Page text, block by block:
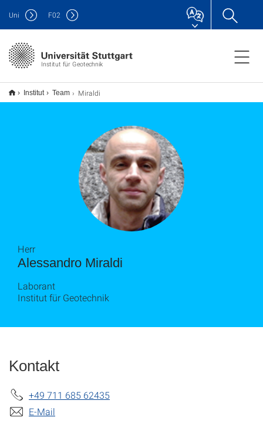
Institut für Geotechnik
Uni F02
Institut Team Miraldi
Alessandro Miraldi
Herr
Laborant
Institut für Geotechnik
Kontakt
+49 711 685 62435
E-Mail